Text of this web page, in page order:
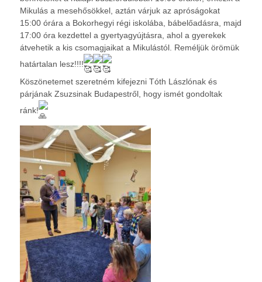
Mikulás a mesehősökkel, aztán várjuk az apróságokat
15:00 órára a Bokorhegyi régi iskolába, bábelőadásra, majd
17:00 óra kezdettel a gyertyagyújtásra, ahol a gyerekek
átvehetik a kis csomagjaikat a Mikulástól. Reméljük örömük
határtalan lesz!!!!
Köszönetemet szeretném kifejezni Tóth Lászlónak és
párjának Zsuzsinak Budapestről, hogy ismét gondoltak
ránk!